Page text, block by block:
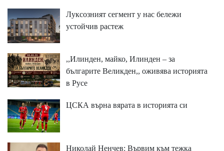
Луксозният сегмент у нас бележи
устойчив растеж
,,Илинден, майко, Илинден – за
българите Великден,, оживява историята
в Русе
ЦСКА върна вярата в историята си
Николай Ненчев: Вървим към тежка